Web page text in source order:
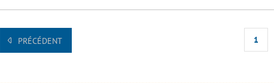
PRÉCÉDENT 1